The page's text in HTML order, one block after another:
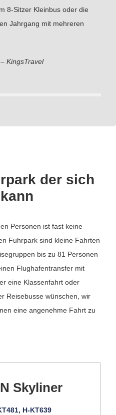
8-Sitzer Kleinbus oder die
Jahrgang mit mehreren
KingsTravel
der sich
Personen ist fast keine
Fuhrpark sind kleine Fahrten
bis zu 81 Personen
Flughafentransfer mit
eine Klassenfahrt oder
Reisebusse wünschen, wir
eine angenehme Fahrt zu
Skyliner
H-KT639